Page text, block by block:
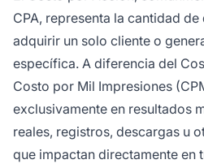
CPA, representa la cantidad
adquirir un solo cliente o
específica. A diferencia del
Costo por Mil Impresiones
exclusivamente en resultados
reales, registros, descargas u
que impactan directamente en